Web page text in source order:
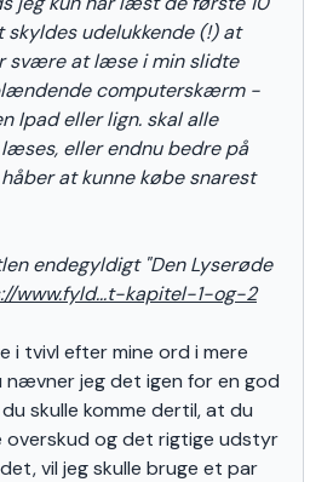
udelukkende (!) at
svære at læse i min slidte
computerskærm -
Ipad eller lign. skal alle
læses, eller endnu bedre på
at kunne købe snarest
endegyldigt "Den Lyserøde
www.fyld...t-kapitel-1-og-2
i tvivl efter mine ord i mere
nævner jeg det igen for en god
skulle komme dertil, at du
overskud og det rigtige udstyr
vil jeg skulle bruge et par